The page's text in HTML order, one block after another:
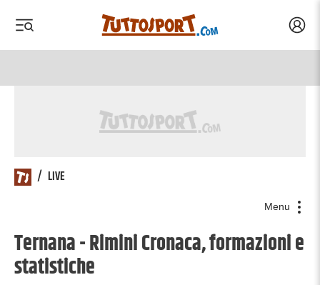
/ LIVE
Menu
Ternana - Rimini Cronaca, formazioni e
statistiche